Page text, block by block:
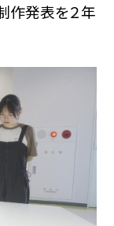
作発表を２年